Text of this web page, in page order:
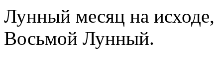
Лунный месяц на исходе,
Восьмой Лунный.